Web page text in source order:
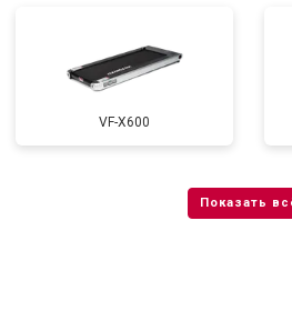
VF-X600